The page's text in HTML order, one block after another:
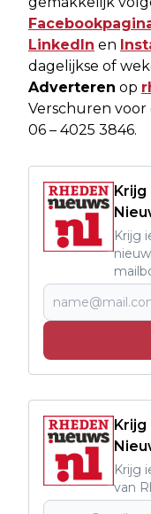
LinkedIn en
dagelijkse of
Adverteren op
Verschuren
06 – 4025 3846.
Krijg
Krijg
van